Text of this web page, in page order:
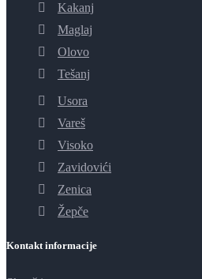
Kakanj
Maglaj
Olovo
Tešanj
Usora
Vareš
Visoko
Zavidovići
Zenica
Žepče
Kontakt informacije